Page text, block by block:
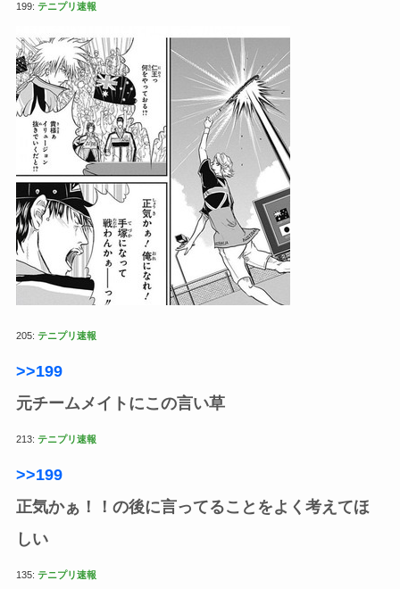
199: テニプリ速報
205: テニプリ速報
>>199
元チームメイトにこの言い草
213: テニプリ速報
>>199
正気かぁ！！の後に言ってることをよく考えてほ
しい
135: テニプリ速報